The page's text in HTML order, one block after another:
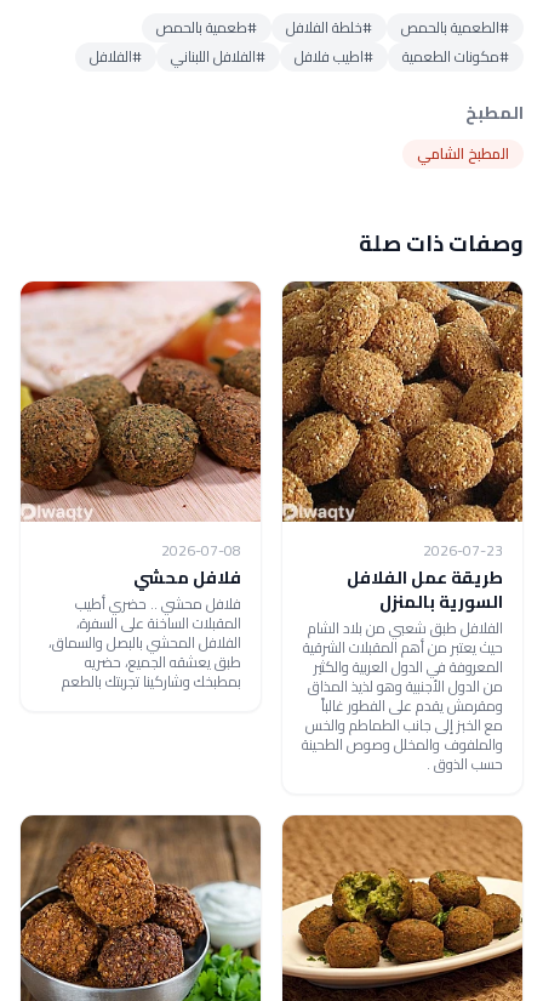
#الطعمية بالحمص #خلطة الفلافل
#طعمية بالحمص
#مكونات الطعمية
#اطيب فلافل #الفلافل اللبناني #الفلافل
المطبخ
المطبخ الشامي
وصفات ذات صلة
2026-07-23
طريقة عمل الفلافل
السورية بالمنزل
الفلافل طبق شعبي من بلاد الشام
حيث يعتبر من أهم المقبلات الشرقية
المعروفة في الدول العربية والكثير
من الدول الأجنبية وهو لذيذ المذاق
ومقرمش يقدم على الفطور غالباً
مع الخبز إلى جانب الطماطم والخس
والملفوف والمخلل وصوص الطحينة
حسب الذوق .
2026-07-08
فلافل محشي
فلافل محشي .. حضري أطيب
المقبلات الساخنة على السفرة،
الفلافل المحشي بالبصل والسماق،
طبق يعشقه الجميع، حضريه
بمطبخك وشاركينا تجربتك بالطعم